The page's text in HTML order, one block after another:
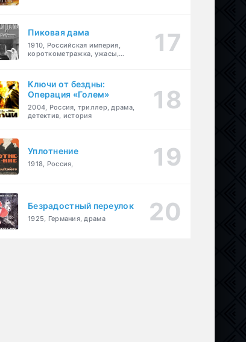
Пиковая дама
1910, Российская империя,
короткометражка, ужасы,
Ключи от бездны:
Операция «Голем»
2004, Россия, триллер, драма,
детектив, история
Уплотнение
1918, Россия,
Безрадостный переулок
1925, Германия, драма